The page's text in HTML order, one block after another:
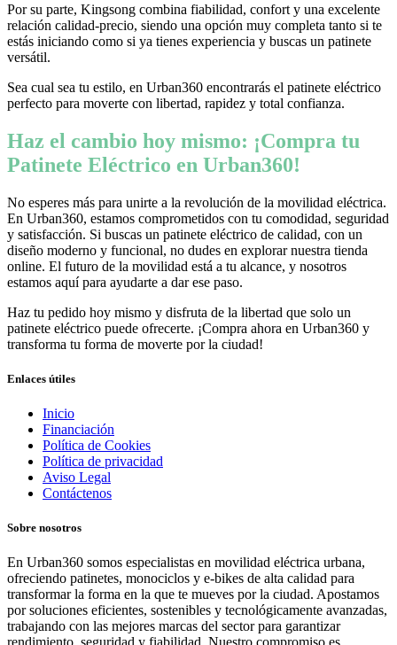
Por su parte, Kingsong combina fiabilidad, confort y una excelente
relación calidad-precio, siendo una opción muy completa tanto si te
estás iniciando como si ya tienes experiencia y buscas un patinete
versátil.
Sea cual sea tu estilo, en Urban360 encontrarás el patinete eléctrico
perfecto para moverte con libertad, rapidez y total confianza.
Haz el cambio hoy mismo: ¡Compra tu
Patinete Eléctrico en Urban360!
No esperes más para unirte a la revolución de la movilidad eléctrica.
En Urban360, estamos comprometidos con tu comodidad, seguridad
y satisfacción. Si buscas un patinete eléctrico de calidad, con un
diseño moderno y funcional, no dudes en explorar nuestra tienda
online. El futuro de la movilidad está a tu alcance, y nosotros
estamos aquí para ayudarte a dar ese paso.
Haz tu pedido hoy mismo y disfruta de la libertad que solo un
patinete eléctrico puede ofrecerte. ¡Compra ahora en Urban360 y
transforma tu forma de moverte por la ciudad!
Enlaces útiles
Inicio
Financiación
Política de Cookies
Política de privacidad
Aviso Legal
Contáctenos
Sobre nosotros
En Urban360 somos especialistas en movilidad eléctrica urbana,
ofreciendo patinetes, monociclos y e-bikes de alta calidad para
transformar la forma en la que te mueves por la ciudad. Apostamos
por soluciones eficientes, sostenibles y tecnológicamente avanzadas,
trabajando con las mejores marcas del sector para garantizar